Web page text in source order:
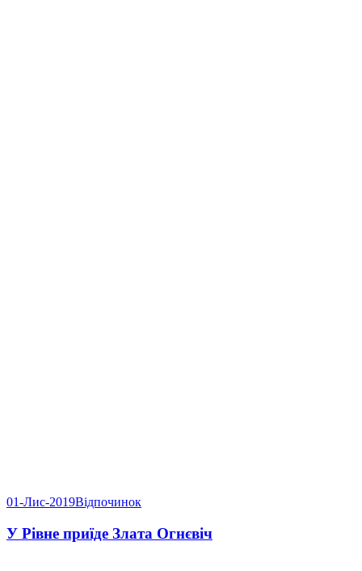
01-Лис-2019Відпочинок
У Рівне приїде Злата Огнєвіч